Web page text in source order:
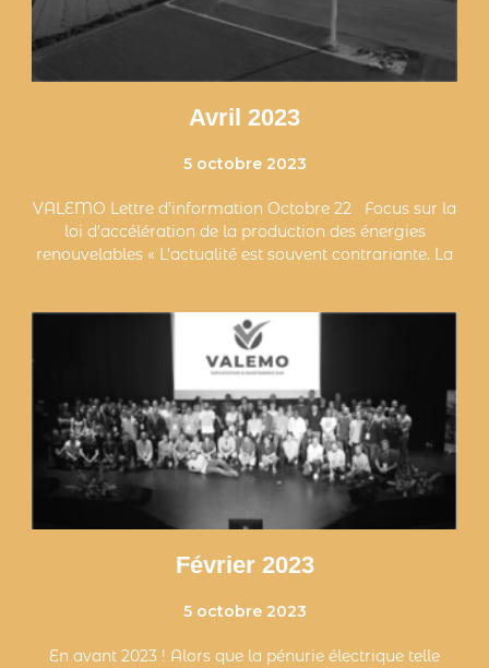
Avril 2023
5 octobre 2023
VALEMO Lettre d’information Octobre 22 Focus sur la
loi d’accélération de la production des énergies
renouvelables « L’actualité est souvent contrariante. La
Février 2023
5 octobre 2023
En avant 2023 ! Alors que la pénurie électrique telle